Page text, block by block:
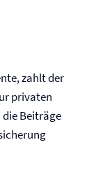
zahlt der
privaten
Beiträge